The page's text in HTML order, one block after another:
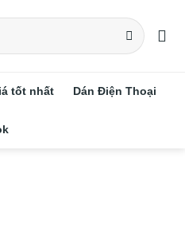
tốt nhất Dán Điện Thoại